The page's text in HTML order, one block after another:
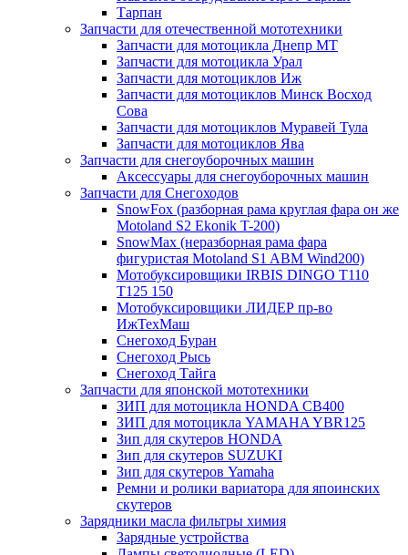
Тарпан
Запчасти для отечественной мототехники
Запчасти для мотоцикла Днепр МТ
Запчасти для мотоцикла Урал
Запчасти для мотоциклов Иж
Запчасти для мотоциклов Минск Восход
Сова
Запчасти для мотоциклов Муравей Тула
Запчасти для мотоциклов Ява
Запчасти для снегоуборочных машин
Аксессуары для снегоуборочных машин
Запчасти для Снегоходов
SnowFox (разборная рама круглая фара он же
Motoland S2 Ekonik T-200)
SnowMax (неразборная рама фара
фигуристая Motoland S1 ABM Wind200)
Мотобуксировщики IRBIS DINGO Т110
Т125 150
Мотобуксировщики ЛИДЕР пр-во
ИжТехМаш
Снегоход Буран
Снегоход Рысь
Снегоход Тайга
Запчасти для японской мототехники
ЗИП для мотоцикла HONDA CB400
ЗИП для мотоцикла YAMAHA YBR125
Зип для скутеров HONDA
Зип для скутеров SUZUKI
Зип для скутеров Yamaha
Ремни и ролики вариатора для япоинских
скутеров
Зарядники масла фильтры химия
Зарядные устройства